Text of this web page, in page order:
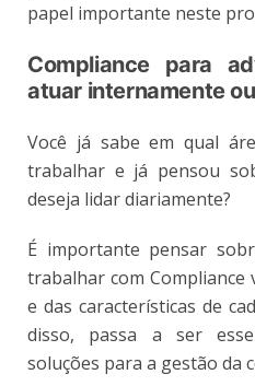
papel importante neste
Compliance para
atuar internamente
Você já sabe em qual
trabalhar e já pensou
deseja lidar diariamente?
É importante pensar
trabalhar com Compliance
e das características de
disso, passa a ser
soluções para a gestão da